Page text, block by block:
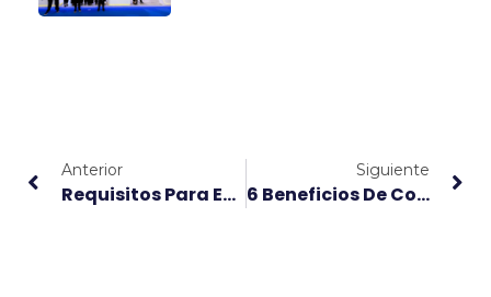
Anterior
Requisitos Para Exportar A Chile Desde México – Trámites Y Documentos
Siguiente
6 Beneficios De Contratar Una Agencia Aduanal En México